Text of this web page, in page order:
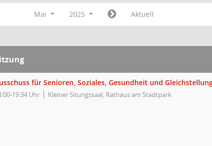
Mai 2025 Aktuell
für Senioren, Soziales, Gesundheit und
19:34 Uhr Kleiner Situngssaal, Rathaus am Stadtpark